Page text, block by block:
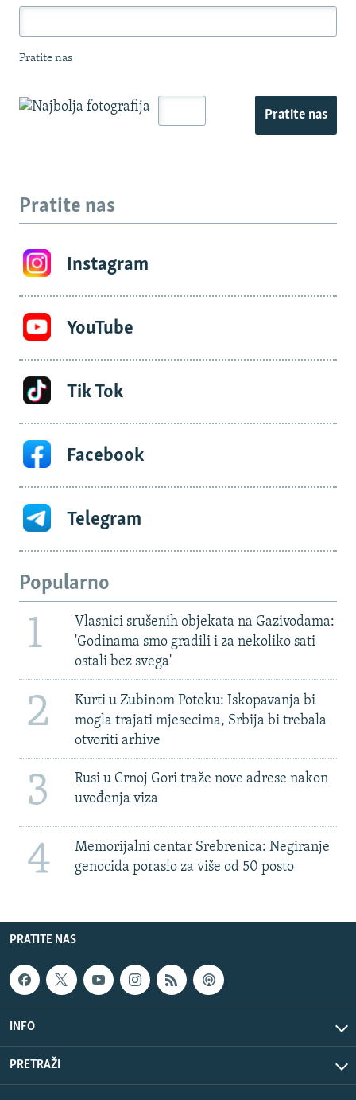
Pratite nas
Pratite nas
Pratite nas
Instagram
YouTube
Tik Tok
Facebook
Telegram
Popularno
1
Vlasnici srušenih objekata na Gazivodama:
'Godinama smo gradili i za nekoliko sati
ostali bez svega'
2
Kurti u Zubinom Potoku: Iskopavanja bi
mogla trajati mjesecima, Srbija bi trebala
otvoriti arhive
3
Rusi u Crnoj Gori traže nove adrese nakon
uvođenja viza
4
Memorijalni centar Srebrenica: Negiranje
genocida poraslo za više od 50 posto
PRATITE NAS
INFO
PRETRAŽI